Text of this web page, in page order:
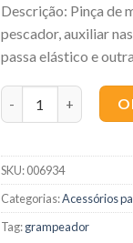
Descrição: Pinça de
pescador, auxiliar
passa elástico e
SKU:006934
Categorias:Acessórios
Tag:grampeador